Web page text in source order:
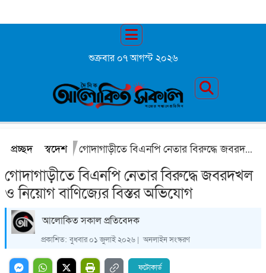
শুক্রবার ০৭ আগস্ট ২০২৬
প্রচ্ছদ স্বদেশ গোদাগাড়ীতে বিএনপি নেতার বিরুদ্ধে জবরদখল ও নিয়োগ বাণিজ্যের বিস্তর অভিযোগ
গোদাগাড়ীতে বিএনপি নেতার বিরুদ্ধে জবরদখল
ও নিয়োগ বাণিজ্যের বিস্তর অভিযোগ
আলোকিত সকাল প্রতিবেদক
প্রকাশিত: বুধবার ০১ জুলাই ২০২৬ | অনলাইন সংস্করণ
ফটোকার্ড